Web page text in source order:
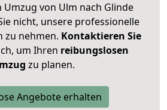
Umzug von Ulm nach Glinde
nicht, unsere professionelle
zu nehmen. Kontaktieren Sie
um Ihren reibungslosen
zu planen.
Angebote erhalten